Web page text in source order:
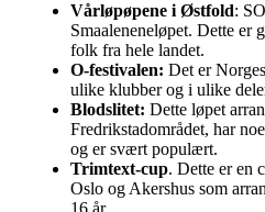
Vårløpøpene i Østfold:
Smaaleneneløpet. Dette er
folk fra hele landet.
O-festivalen: Det er
ulike klubber og i ulike
Blodslitet: Dette løpet
Fredrikstadområdet, har
og er svært populært.
Trimtext-cup. Dette er en
Oslo og Akershus som
16 år